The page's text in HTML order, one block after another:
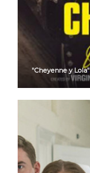
"Cheyenne y Lola"